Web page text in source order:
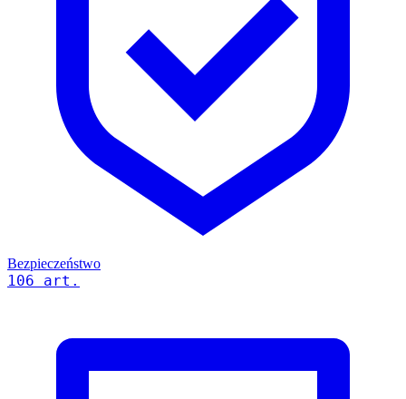
Bezpieczeństwo
106 art.